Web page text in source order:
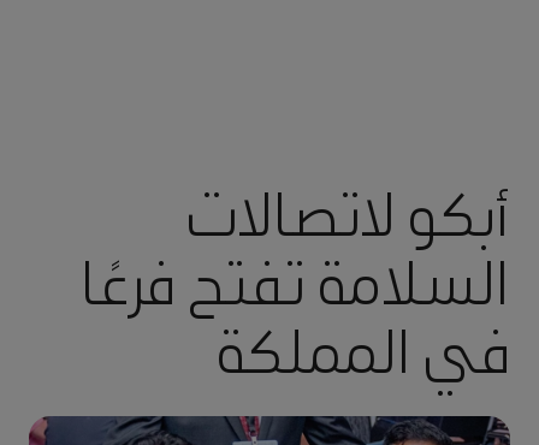
أبكو لاتصالات
السلامة تفتح فرعًا
في المملكة